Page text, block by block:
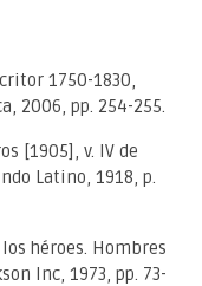
1750-1830,
2006, pp. 254-255.
[1905], v. IV de
Latino, 1918, p.
los héroes. Hombres
Inc, 1973, pp. 73-